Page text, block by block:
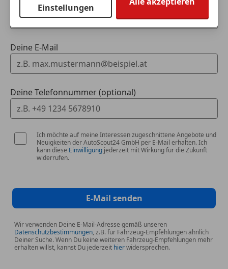
Dein Name
Deine E-Mail
Deine Telefonnummer (optional)
Ich möchte auf meine Interessen zugeschnittene Angebote und
Neuigkeiten der AutoScout24 GmbH per E-Mail erhalten. Ich
kann diese Einwilligung jederzeit mit Wirkung für die Zukunft
widerrufen.
E-Mail senden
Wir verwenden Deine E-Mail-Adresse gemäß unseren
Datenschutzbestimmungen, z.B. für Fahrzeug-Empfehlungen ähnlich
Deiner Suche. Wenn Du keine weiteren Fahrzeug-Empfehlungen mehr
erhalten willst, kannst Du jederzeit hierwidersprechen.
Einstellungen